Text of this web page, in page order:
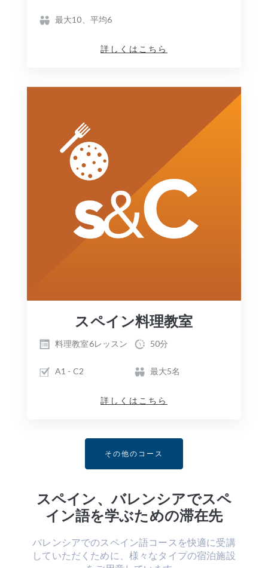
最大10、平均6
詳しくはこちら
スペイン料理教室
料理教室6レッスン 50分
A1 - C2 最大5名
詳しくはこちら
その他のコース
スペイン、バレンシアでスペ
イン語を学ぶための滞在先
バレンシアでのスペイン語コースを快適に受講
していただくために、様々なタイプの宿泊施設